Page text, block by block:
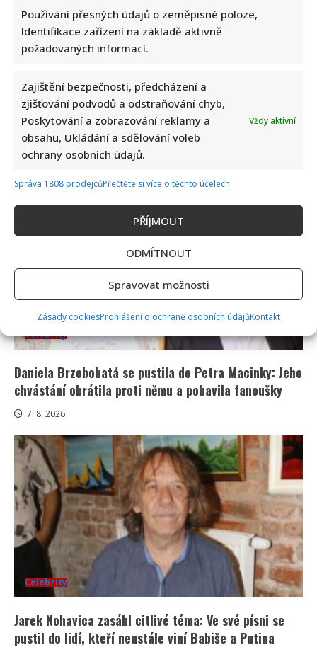
Používání přesných údajů o zeměpisné poloze,
Identifikace zařízení na základě aktivně
požadovaných informací.
Zajištění bezpečnosti, předcházení a
zjišťování podvodů a odstraňování chyb,
Poskytování a zobrazování reklamy a
obsahu, Ukládání a sdělování voleb
ochrany osobních údajů.
Vždy aktivní
Správa 1808 prodejcůPřečtěte si více o těchto účelech
PŘÍJMOUT
ODMÍTNOUT
Spravovat možnosti
Zásady cookiesProhlášení o ochraně osobních údajůKontakt
Celebrity
Linda Finková podpořila Jana Cinu po kritice od člena
SPD: Upozornila na téma, které rozděluje společnost
Celebrity
Daniela Brzobohatá se pustila do Petra Macinky: Jeho
chvástání obrátila proti němu a pobavila fanoušky
7. 8. 2026
Celebrity
Jarek Nohavica zasáhl citlivé téma: Ve své písni se
pustil do lidí, kteří neustále viní Babiše a Putina